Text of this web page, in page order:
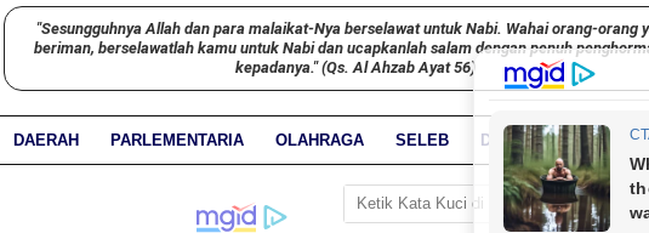
"Sesungguhnya Allah dan para malaikat-Nya berselawat untuk Nabi. Wahai orang-orang
beriman, berselawatlah kamu untuk Nabi dan ucapkanlah salam dengan penuh
kepadanya." (Qs. Al Ahzab Ayat 56)
DAERAH PARLEMENTARIA OLAHRAGA SELEB DUNIA PARIWARA